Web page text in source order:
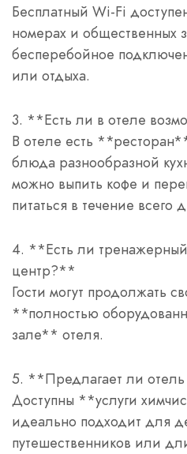
Бесплатный Wi-Fi
номерах и общественных
бесперебойное
или отдыха.
3. **Есть ли в отеле
В отеле есть
блюда разнообразной
можно выпить кофе и
питаться в течение всего
4. **Есть ли
центр?**
Гости могут продолжать
**полностью
зале** отеля.
5. **Предлагает ли
Доступны **услуги
идеально подходит для
путешественников или